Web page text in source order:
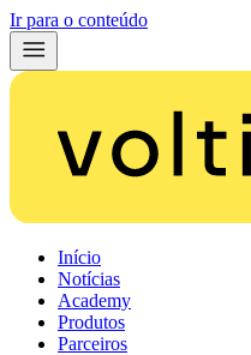
Ir para o conteúdo
Início
Notícias
Academy
Produtos
Parceiros